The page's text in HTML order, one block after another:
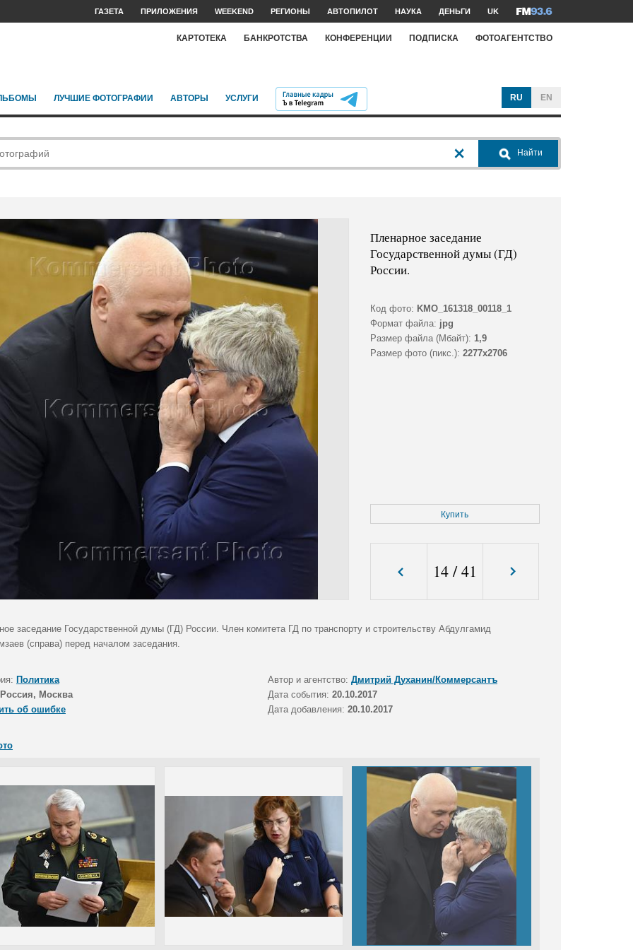
ГАЗЕТА ПРИЛОЖЕНИЯ WEEKEND РЕГИОНЫ АВТОПИЛОТ НАУКА ДЕНЬГИ UK
КАРТОТЕКА БАНКРОТСТВА КОНФЕРЕНЦИИ ПОДПИСКА ФОТОАГЕНТСТВО
ЛУЧШИЕ ФОТОГРАФИИ АВТОРЫ УСЛУГИ RU EN
Найти
Пленарное заседание
Государственной думы (ГД)
России.
Код фото: KMO_161318_00118_1
Формат файла: jpg
Размер файла (Мбайт): 1,9
Размер фото (пикс.): 2277x2706
Купить
14/41
заседание Государственной думы (ГД) России. Член комитета ГД по транспорту и строительству Абдулгамид
(справа) перед началом заседания.
Политика Автор и агентство: Дмитрий Духанин/Коммерсантъ
Россия, Москва Дата события: 20.10.2017
об ошибке
Дата добавления: 20.10.2017